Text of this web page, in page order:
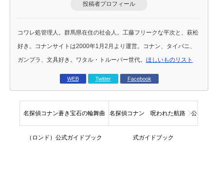
投稿者プロフィール
コワレ処管理人。群馬県在住の社会人。工藤フリークな平次と、萩松
好き。コナンサイトは2000年1月2月より運営。コナン、タイバニ、
ガンプラ、文具好き。ワタル・トルーパー世代。 ほしいものリスト
WEB Twitter Facebook
名探偵コナン蒼き宝石の輪舞曲
（ロンド）公式ガイドブック
名探偵コナン 呪われた航路 公
式ガイドブック